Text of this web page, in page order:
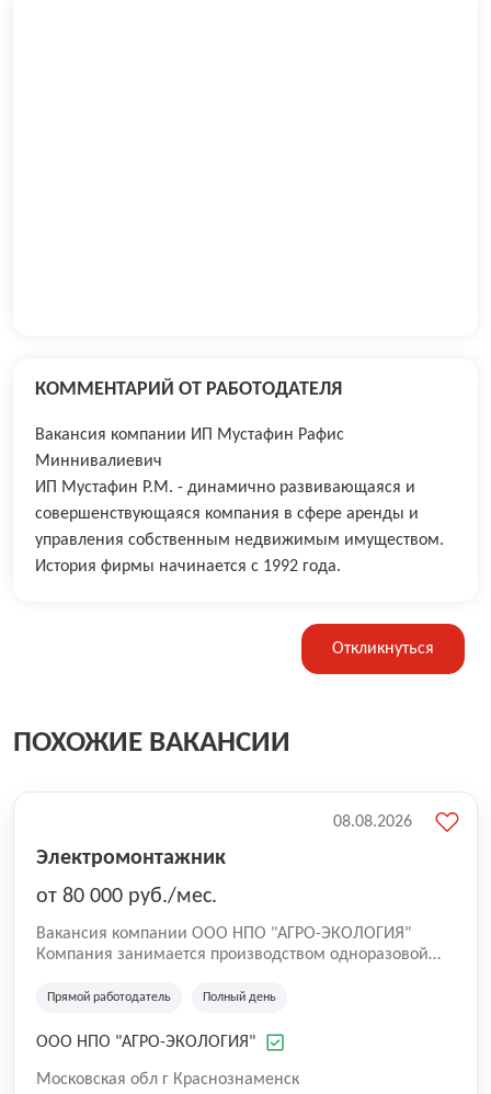
КОММЕНТАРИЙ ОТ РАБОТОДАТЕЛЯ
Вакансия компании ИП Мустафин Рафис
Миннивалиевич
ИП Мустафин Р.М. - динамично развивающаяся и
совершенствующаяся компания в сфере аренды и
управления собственным недвижимым имуществом.
История фирмы начинается с 1992 года.
Откликнуться
ПОХОЖИЕ ВАКАНСИИ
Электромонтажник
от 80 000 руб./мес.
Вакансия компании ООО НПО "АГРО-ЭКОЛОГИЯ"
Компания занимается производством одноразовой
яичные лотки, лотки "Доширак", ланч-боксы, работает
пропуск в Краснознаменск не требуется.
Прямой работодатель Полный день
ООО НПО "АГРО-ЭКОЛОГИЯ"
Московская обл г Краснознаменск
08.08.2026